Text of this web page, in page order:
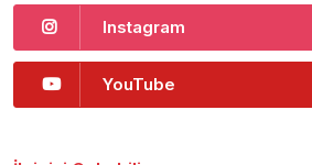
Instagram
YouTube